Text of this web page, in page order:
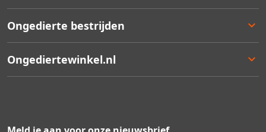
Bestellen
Bezorgen
Ongedierte bestrijden
Ongedierte keuzelulp
Ongediertewinkel.nl